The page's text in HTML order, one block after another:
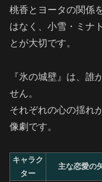
桃香とヨータの関係
はなく、小雪・ミナ
とが大切です。
『氷の城壁』は、誰
せん。
それぞれの心の揺れ
像劇です。
キャラク
ター
主な恋愛の